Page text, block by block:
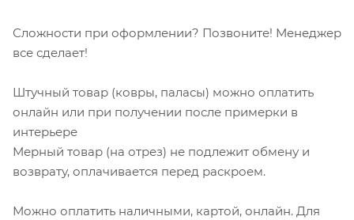
Сложности при оформлении? Позвоните! Менеджер
все сделает!
Штучный товар (ковры, паласы) можно оплатить
онлайн или при получении после примерки в
интерьере
Мерный товар (на отрез) не подлежит обмену и
возврату, оплачивается перед раскроем.
Можно оплатить наличными, картой, онлайн. Для